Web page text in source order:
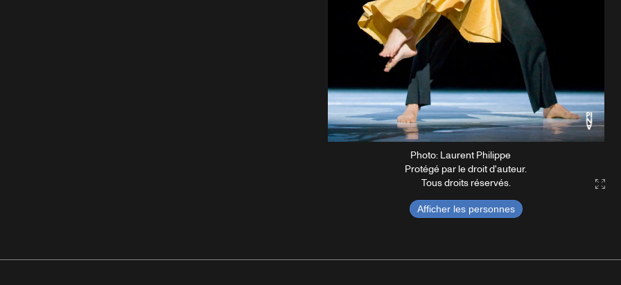
Photo: Laurent Philippe
Protégé par le droit d'auteur.
Tous droits réservés.
Afficher les personnes